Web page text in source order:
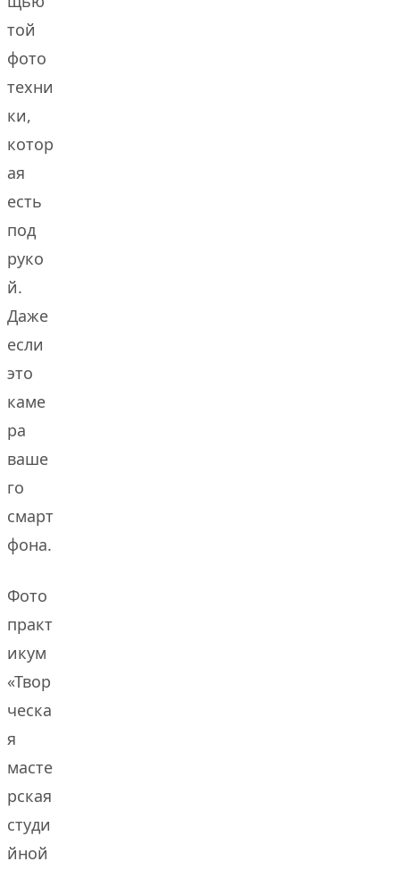
той
фото
техни
ки,
котор
ая
есть
под
руко
й.
Даже
если
это
каме
ра
ваше
го
смарт
фона.
Фото
практ
икум
«Твор
ческа
я
масте
рская
студи
йной